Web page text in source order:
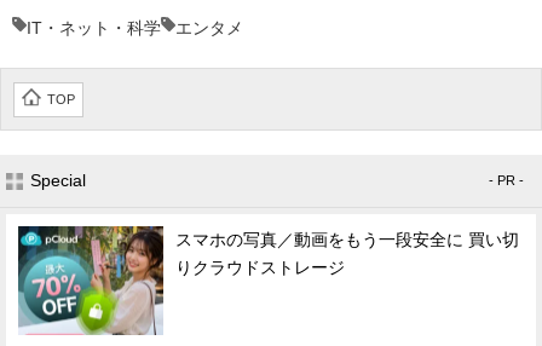
IT・ネット・科学 エンタメ
TOP
Special - PR -
スマホの写真／動画をもう一段安全に 買い切
りクラウドストレージ